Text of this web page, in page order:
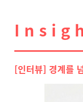
I n s i g
[인터뷰] 경계를